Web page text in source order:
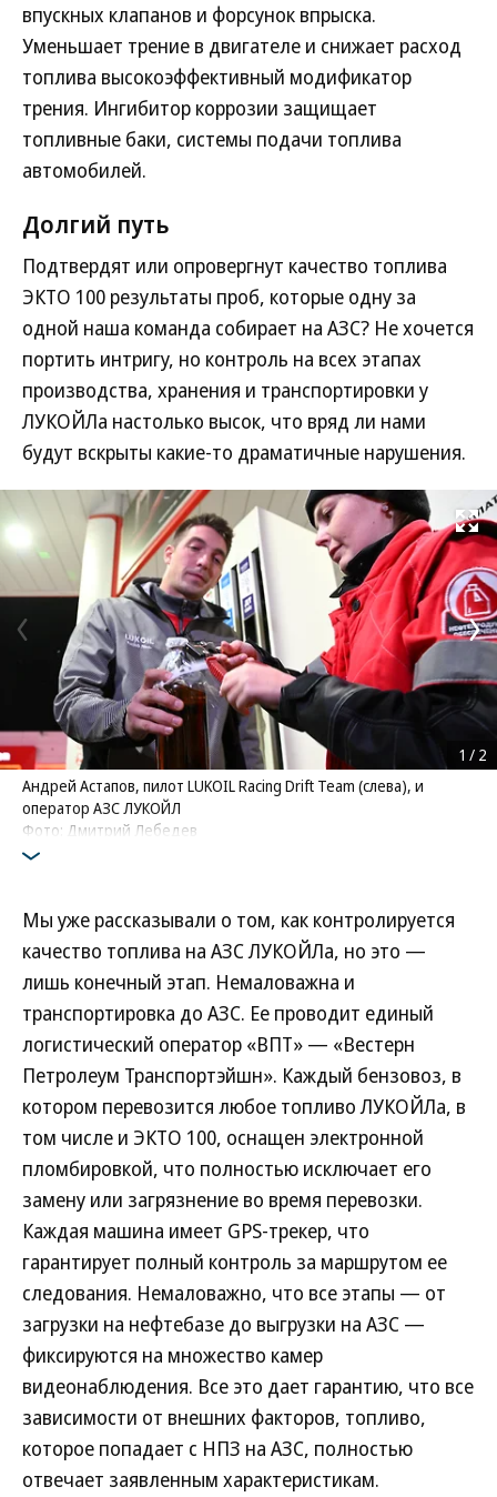
впускных клапанов и форсунок впрыска.
Уменьшает трение в двигателе и снижает расход
топлива высокоэффективный модификатор
трения. Ингибитор коррозии защищает
топливные баки, системы подачи топлива
автомобилей.
Долгий путь
Подтвердят или опровергнут качество топлива
ЭКТО 100 результаты проб, которые одну за
одной наша команда собирает на АЗС? Не хочется
портить интригу, но контроль на всех этапах
производства, хранения и транспортировки у
ЛУКОЙЛа настолько высок, что вряд ли нами
будут вскрыты какие-то драматичные нарушения.
Развернуть
Андрей Астапов, пилот LUKOIL Racing Drift Team (слева), и
оператор АЗС ЛУКОЙЛ
Фото: Дмитрий Лебедев
1 / 2
Мы уже рассказывали о том, как контролируется
качество топлива на АЗС ЛУКОЙЛа, но это —
лишь конечный этап. Немаловажна и
транспортировка до АЗС. Ее проводит единый
логистический оператор «ВПТ» — «Вестерн
Петролеум Транспортэйшн». Каждый бензовоз, в
котором перевозится любое топливо ЛУКОЙЛа, в
том числе и ЭКТО 100, оснащен электронной
пломбировкой, что полностью исключает его
замену или загрязнение во время перевозки.
Каждая машина имеет GPS-трекер, что
гарантирует полный контроль за маршрутом ее
следования. Немаловажно, что все этапы — от
загрузки на нефтебазе до выгрузки на АЗС —
фиксируются на множество камер
видеонаблюдения. Все это дает гарантию, что все
зависимости от внешних факторов, топливо,
которое попадает с НПЗ на АЗС, полностью
отвечает заявленным характеристикам.